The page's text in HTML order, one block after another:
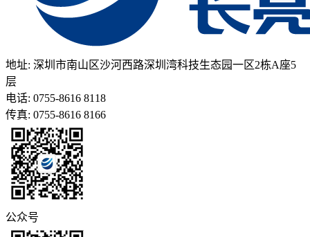
地址: 深圳市南山区沙河西路深圳湾科技生态园一区2栋A座5
层
电话: 0755-8616 8118
传真: 0755-8616 8166
公众号